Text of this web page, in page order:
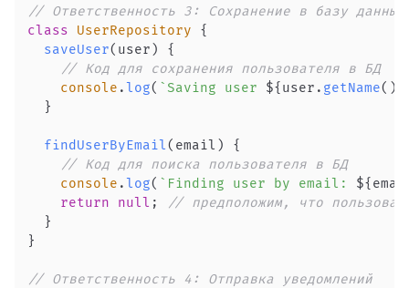
// Ответственность 3: Сохранение в базу данных
class
UserRepository
{
saveUser( user )
{
// Код для сохранения пользователя в БД
console .log( ` Saving user ${ user . getName( )
}
findUserByEmail( email )
{
// Код для поиска пользователя в БД
console .log( ` Finding user by email: ${
return
null ;
// предположим, что
}
}
// Ответственность 4: Отправка уведомлений